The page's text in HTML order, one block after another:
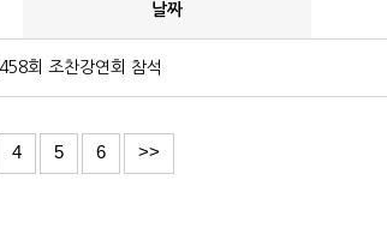
날짜
회 조찬강연회 참석
4 5 6 >>